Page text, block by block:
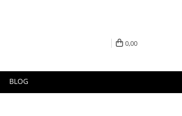
0,00
BLOG